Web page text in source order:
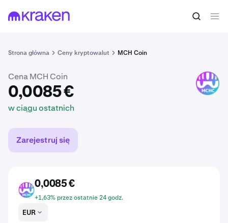
Strona główna Ceny kryptowalut MCH Coin
0,0085 € Kup MCHC
Cena MCH Coin
0,0085 €
w ciągu ostatnich
MCHC
Zarejestruj się
MCHC
0,0085 €
+1,63% przez ostatnie 24 godz.
EUR